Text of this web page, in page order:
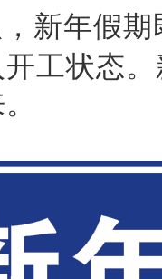
新年假
工状态